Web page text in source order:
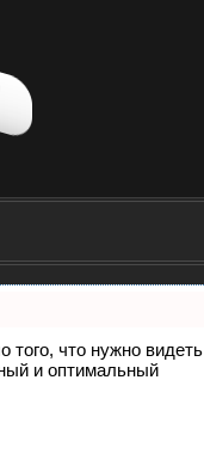
того, что нужно видеть
и оптимальный